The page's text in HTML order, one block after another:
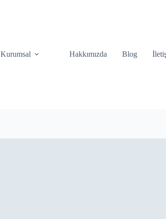
Kurumsal Hakkımızda Blog